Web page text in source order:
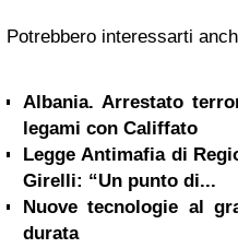
Potrebbero interessarti
Albania. Arrestato
legami con Califfato
Legge Antimafia di
Girelli: “Un punto di...
Nuove tecnologie al
durata